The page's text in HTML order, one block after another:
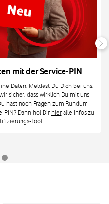
mit der Service-PIN
Daten. Meldest Du Dich bei uns,
sicher, dass wirklich Du mit uns
hast noch Fragen zum Rundum-
PIN? Dann hol Dir hieralle Infos zu
Tool.